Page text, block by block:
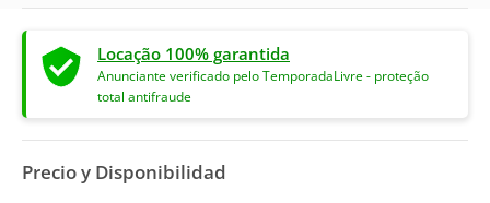
Locação 100% garantida
Anunciante verificado pelo TemporadaLivre - proteção
total antifraude
Precio y Disponibilidad